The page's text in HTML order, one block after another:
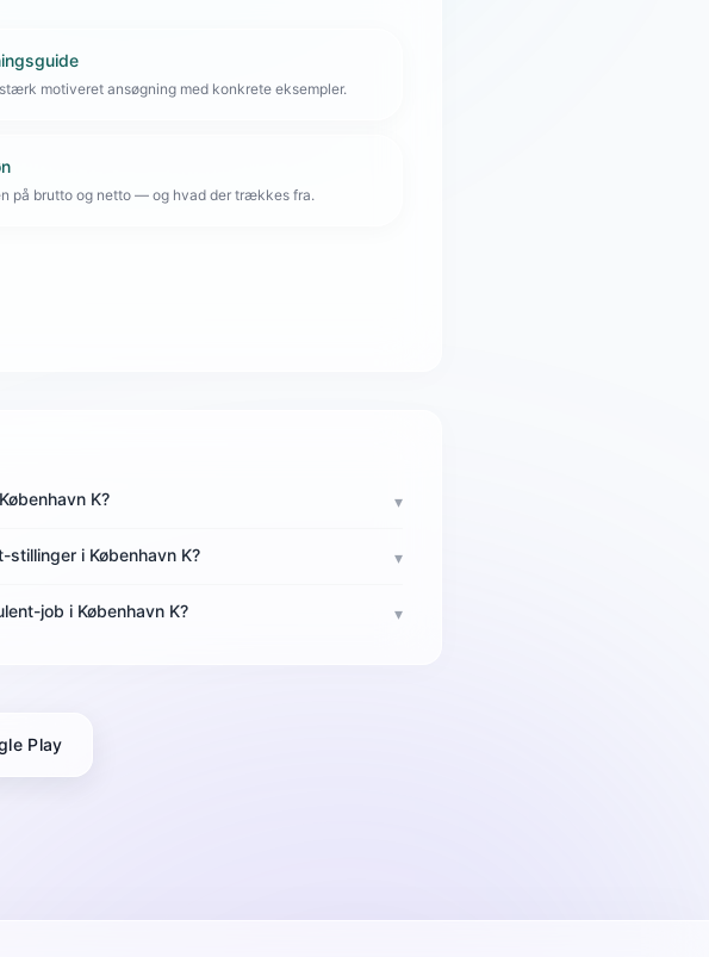
motiveret ansøgning med konkrete eksempler.
på brutto og netto — og hvad der trækkes fra.
K? ▾
i København K? ▾
job i København K? ▾
Play